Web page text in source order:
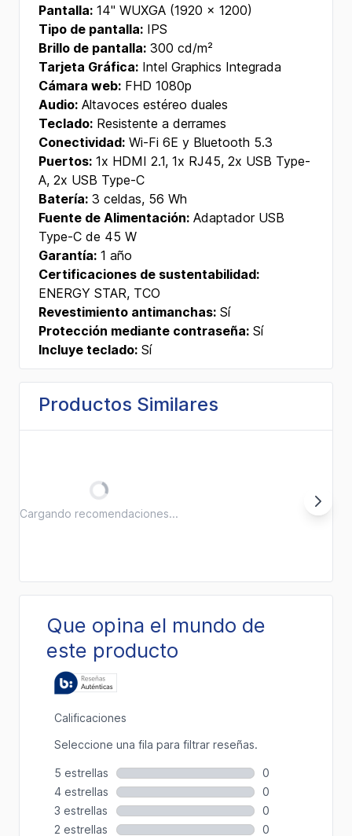
Pantalla: 14" WUXGA (1920 x 1200)
Tipo de pantalla: IPS
Brillo de pantalla: 300 cd/m²
Tarjeta Gráfica: Intel Graphics Integrada
Cámara web: FHD 1080p
Audio: Altavoces estéreo duales
Teclado: Resistente a derrames
Conectividad: Wi-Fi 6E y Bluetooth 5.3
Puertos: 1x HDMI 2.1, 1x RJ45, 2x USB Type-
A, 2x USB Type-C
Batería: 3 celdas, 56 Wh
Fuente de Alimentación: Adaptador USB
Type-C de 45 W
Garantía: 1 año
Certificaciones de sustentabilidad:
ENERGY STAR, TCO
Revestimiento antimanchas: Sí
Protección mediante contraseña: Sí
Incluye teclado: Sí
Productos Similares
Cargando recomendaciones...